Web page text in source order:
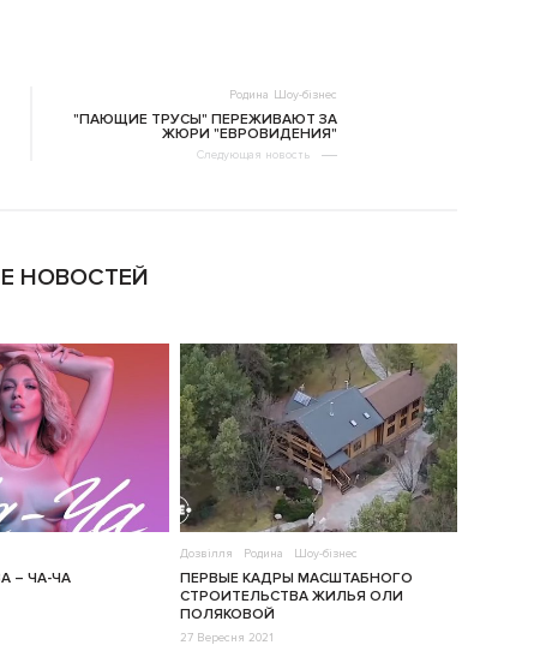
Родина Шоу-бізнес
"ПАЮЩИЕ ТРУСЫ" ПЕРЕЖИВАЮТ ЗА
ЖЮРИ "ЕВРОВИДЕНИЯ"
Следующая новость
НОВОСТЕЙ
– ЧА-ЧА
Дозвілля Родина Шоу-бізнес
ПЕРВЫЕ КАДРЫ МАСШТАБНОГО
СТРОИТЕЛЬСТВА ЖИЛЬЯ ОЛИ
ПОЛЯКОВОЙ
27 Вересня 2021